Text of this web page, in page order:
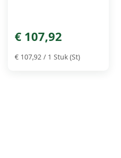
€ 107,92
€ 107,92 / 1 Stuk (St)